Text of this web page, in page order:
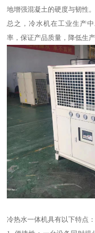
地增强混凝土的硬度与韧性。
总之，冷水机在工业生产
率，保证产品质量，降低生产
冷热水一体机具有以下特点：